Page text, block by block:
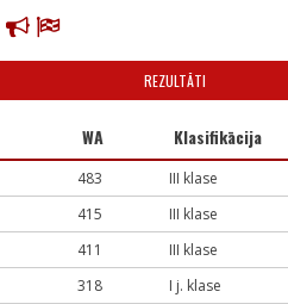
REZULTĀTI
WA Klasifikācija
483
III klase
415
III klase
411
III klase
318
I j. klase